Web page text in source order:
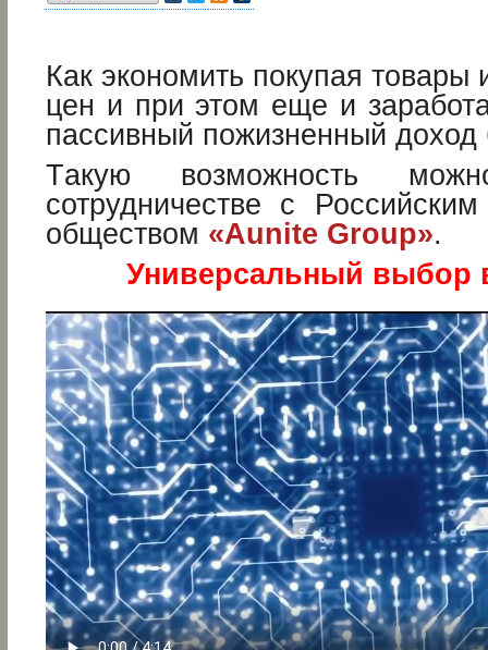
Как экономить покупая товары
цен и при этом еще и
пассивный пожизненный доход
Tакую возможность
сотрудничестве с
обществом «Aunite Group».
Универсальный выбор